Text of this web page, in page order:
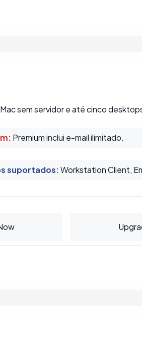
sem servidor e até cinco
Premium inclui e-mail ilimitado.
suportados:Workstation Client,